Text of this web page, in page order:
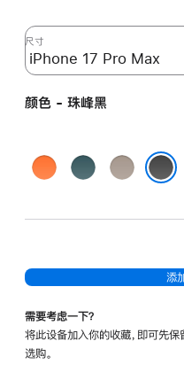
尺寸
颜色 - 珠峰黑
山
落
雪
添
需要考虑一下？
将此设备加入你的收藏，即可先
选购。